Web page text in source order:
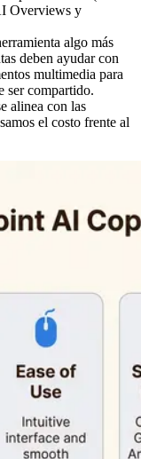
Overviews y
algo más
deben ayudar con
multimedia para
ser compartido.
alinea con las
el costo frente al